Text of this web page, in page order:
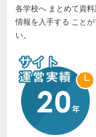
各学校へ まとめて資
情報を入手する こと
い。